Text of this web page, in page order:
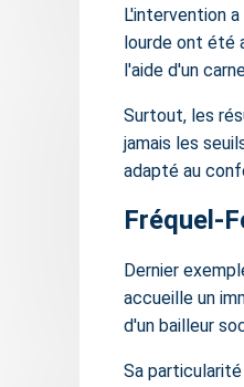
L'intervention
lourde ont été
l'aide d'un
Surtout, les
jamais les
adapté au
Fréquel-
Dernier
accueille un
d'un bailleur
Sa